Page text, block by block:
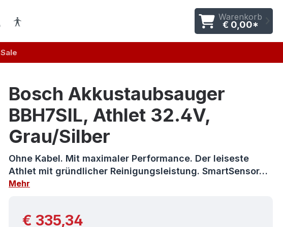
Warenkorb
€ 0,00*
Sale
Bosch Akkustaubsauger
BBH7SIL, Athlet 32.4V,
Grau/Silber
Ohne Kabel. Mit maximaler Performance. Der leiseste
Athlet mit gründlicher Reinigungsleistung. SmartSensor…
Mehr
Regulärer Preis:
€ 335,34